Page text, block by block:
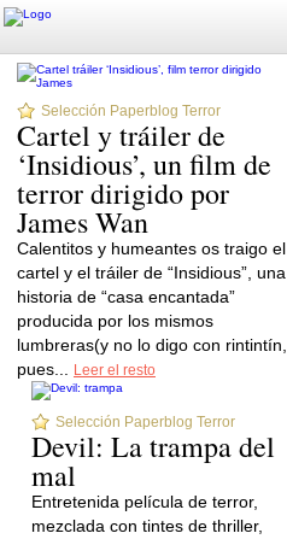
Selección Paperblog Terror
Cartel y tráiler de
‘Insidious’, un film de
terror dirigido por
James Wan
Calentitos y humeantes os traigo el
cartel y el tráiler de “Insidious”, una
historia de “casa encantada”
producida por los mismos
lumbreras(y no lo digo con rintintín,
pues...
Leer el resto
Selección Paperblog Terror
Devil: La trampa del
mal
Entretenida película de terror,
mezclada con tintes de thriller,